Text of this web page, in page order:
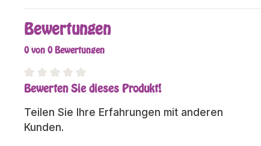
Bewertungen
0 von 0 Bewertungen
Durchschnittliche Bewertung von 0 von 5
Bewerten Sie dieses Produkt!
Teilen Sie Ihre Erfahrungen mit anderen
Kunden.